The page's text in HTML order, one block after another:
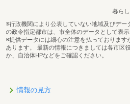
暮ら
※行政機関により公表していない地域及びデ
の政令指定都市は、市全体のデータとして表示
※提供データには細心の注意を払っております
あります。 最新の情報につきましては各市区
か、自治体HPなどをご確認ください。
情報の見方